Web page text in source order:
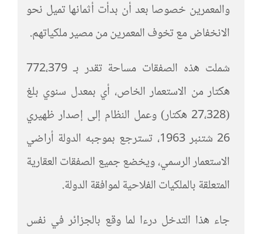
والمعمرين خصوصا بعد أن بدأت أثمانها تميل نحو
الانخفاض مع تخوف المعمرين من مصير ملكياتهم.
شملت هذه الصفقات مساحة تقدر بـ 772،379
هكتار من الاستعمار الخاص، أي بمعدل سنوي بلغ
(27،328 هكتار) وعمل النظام إلى إصدار ظهيري
26 شتنبر 1963، تسترجع بموجبه الدولة أراضي
الاستعمار الرسمي، ويخضع جميع الصفقات العقارية
المتعلقة بالملكيات الفلاحية لموافقة الدولة.
جاء هذا التدخل درءا لما وقع بالجزائر في نفس